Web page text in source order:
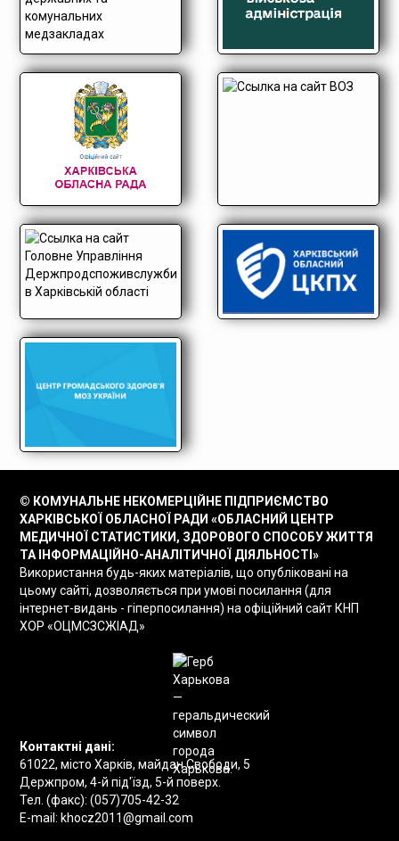
© КОМУНАЛЬНЕ НЕКОМЕРЦІЙНЕ ПІДПРИЄМСТВО
ХАРКІВСЬКОЇ ОБЛАСНОЇ РАДИ «ОБЛАСНИЙ ЦЕНТР
МЕДИЧНОЇ СТАТИСТИКИ, ЗДОРОВОГО СПОСОБУ ЖИТТЯ
ТА ІНФОРМАЦІЙНО-АНАЛІТИЧНОЇ ДІЯЛЬНОСТІ»
Використання будь-яких матеріалів, що опубліковані на
цьому сайті, дозволяється при умові посилання (для
інтернет-видань - гіперпосилання) на офіційний сайт КНП
ХОР «ОЦМСЗСЖІАД»
Контактні дані:
61022, місто Харків, майдан Свободи, 5
Держпром, 4-й під'їзд, 5-й поверх.
Тел. (факс):(057)705-42-32
E-mail: khocz2011@gmail.com